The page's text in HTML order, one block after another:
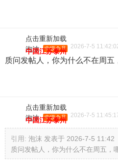
点击重新加载
泡沫 中级会员 2026-7-5
中国江苏泰州
质问发帖人，你为什么不在周五
点击重新加载
泡沫 中级会员 2026-7-5
中国江苏泰州
引用: 泡沫 发表于 2026-7-5 11:42
质问发帖人，你为什么不在周五，